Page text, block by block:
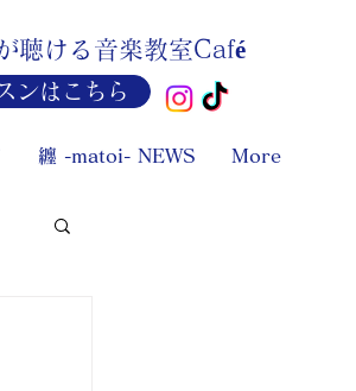
聴ける音楽教室Café
ンはこちら
纏 -matoi- NEWS More